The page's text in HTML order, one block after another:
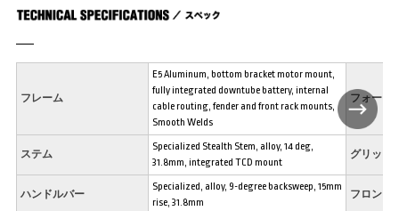
フレーム
E5 Aluminum, bottom bracket motor mount,
fully integrated downtube battery, internal
cable routing, fender and front rack mounts,
Smooth Welds
フォーク
ステム
Specialized Stealth Stem, alloy, 14 deg,
31.8mm, integrated TCD mount
グリップ
ハンドルバー
Specialized, alloy, 9-degree backsweep, 15mm
rise, 31.8mm
フロント